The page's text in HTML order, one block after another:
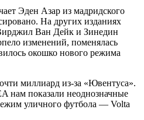
Эден Азар из мадридского
На других изданиях
Ван Дейк и Зинедин
изменений, поменялась
окошко нового режима
миллиард из-за «Ювентуса».
нам показали неоднозначные
уличного футбола — Volta